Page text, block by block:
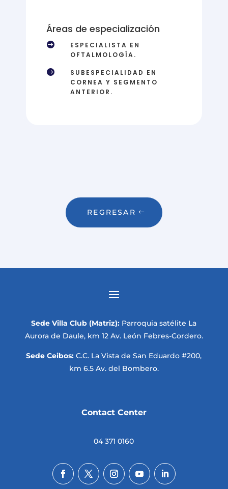
Áreas de especialización

ESPECIALISTA EN
OFTALMOLOGÍA.

SUBESPECIALIDAD EN
CORNEA Y SEGMENTO
ANTERIOR.
REGRESAR
Sede Villa Club (Matriz): Parroquia satélite La
Aurora de Daule, km 12 Av. León Febres-Cordero.
Sede Ceibos:C.C. La Vista de San Eduardo #200,
km 6.5 Av. del Bombero.
Contact Center
04 371 0160